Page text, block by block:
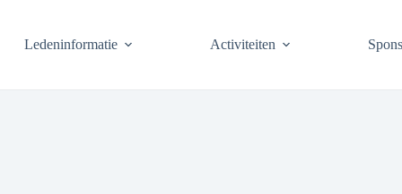
Ledeninformatie Activiteiten